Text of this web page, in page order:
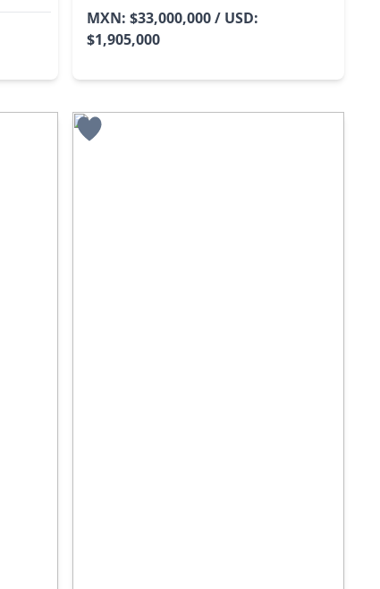
MXN: $33,000,000 / USD:
$1,905,000